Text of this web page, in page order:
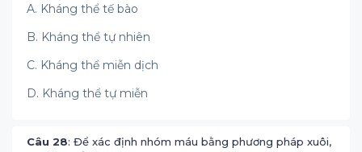
A. Kháng thể tế bào
B. Kháng thể tự nhiên
C. Kháng thể miễn dịch
D. Kháng thể tự miễn
Câu 28: Để xác định nhóm máu bằng phương pháp xuôi,